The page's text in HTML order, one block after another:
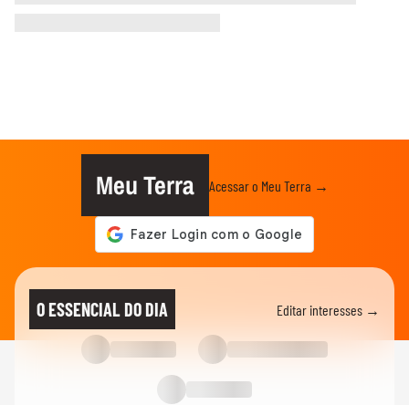
Meu Terra Acessar o Meu Terra →
O ESSENCIAL DO DIA Editar interesses →